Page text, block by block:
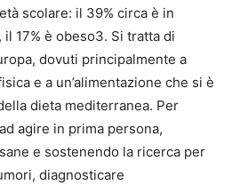
scolare: il 39% circa è in
17% è obeso3. Si tratta di
dovuti principalmente a
e a un’alimentazione che si è
dieta mediterranea. Per
agire in prima persona,
e sostenendo la ricerca per
diagnosticare